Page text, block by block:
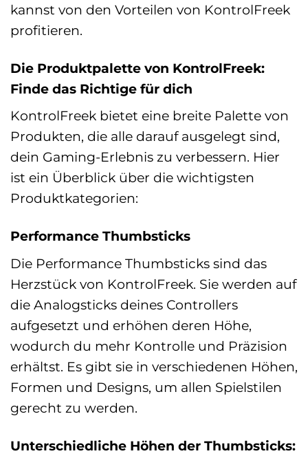
kannst von den Vorteilen von KontrolFreek
profitieren.
Die Produktpalette von KontrolFreek:
Finde das Richtige für dich
KontrolFreek bietet eine breite Palette von
Produkten, die alle darauf ausgelegt sind,
dein Gaming-Erlebnis zu verbessern. Hier
ist ein Überblick über die wichtigsten
Produktkategorien:
Performance Thumbsticks
Die Performance Thumbsticks sind das
Herzstück von KontrolFreek. Sie werden auf
die Analogsticks deines Controllers
aufgesetzt und erhöhen deren Höhe,
wodurch du mehr Kontrolle und Präzision
erhältst. Es gibt sie in verschiedenen Höhen,
Formen und Designs, um allen Spielstilen
gerecht zu werden.
Unterschiedliche Höhen der Thumbsticks: